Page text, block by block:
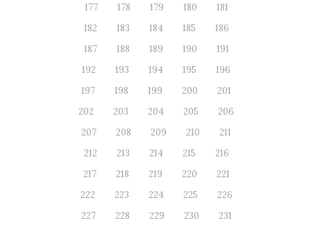
177
178 179 180
181
182
183 184 185
186
187
188 189 190
191
192
193 194 195
196
197
198 199 200
201
202
203 204 205
206
207
208 209 210
211
212
213 214 215
216
217
218 219 220
221
222
223 224 225
226
227
228 229 230
231